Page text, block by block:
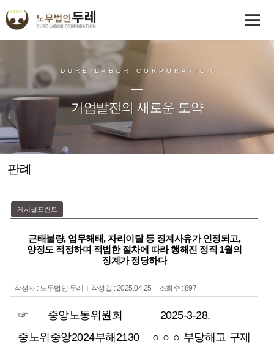
DURE LABOR CORPORATION
기업발전의 새로운 도약
판례
게시글프린트
근태불량, 업무해태, 자리이탈 등 징계사유가 인정되고,
양정도 적정하며 적법한 절차에 따라 행해진 정직 1월의
징계가 정당하다
작성자 : 노무법인 두레 작성일 : 2025.04.25 조회수 : 897
☞ 중앙노동위원회 2025-3-28.
중노위중앙2024부해2130 ○ ○ ○ 부당해고 구제